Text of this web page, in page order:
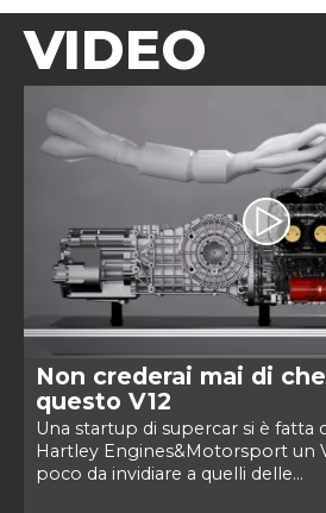
VIDEO
Non crederai mai di
questo V12
Una startup di supercar si è fatta
Hartley Engines&Motorsport un
poco da invidiare a quelli delle...